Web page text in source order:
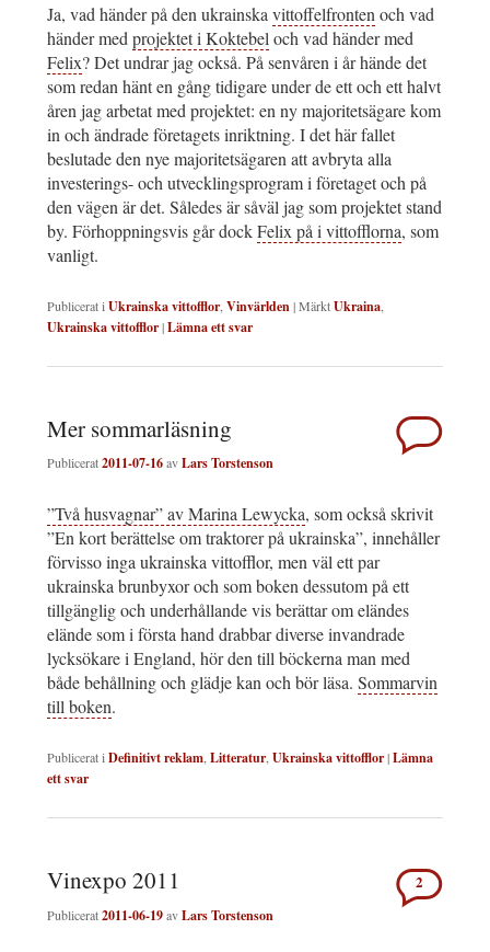
Ja, vad händer på den ukrainska vittoffelfronten och vad
händer med projektet i Koktebel och vad händer med
Felix? Det undrar jag också. På senvåren i år hände det
som redan hänt en gång tidigare under de ett och ett halvt
åren jag arbetat med projektet: en ny majoritetsägare kom
in och ändrade företagets inriktning. I det här fallet
beslutade den nye majoritetsägaren att avbryta alla
investerings- och utvecklingsprogram i företaget och på
den vägen är det. Således är såväl jag som projektet stand
by. Förhoppningsvis går dockFelix på i vittofflorna, som
vanligt.
Publicerat i Ukrainska vittofflor Vinvärlden|MärktUkraina
Ukrainska vittofflor|Lämna ett svar
Mer sommarläsning
Publicerat2011-07-16avLars Torstenson
”Två husvagnar” av Marina Lewycka, som också skrivit
”En kort berättelse om traktorer på ukrainska”, innehåller
förvisso inga ukrainska vittofflor, men väl ett par
ukrainska brunbyxor och som boken dessutom på ett
tillgänglig och underhållande vis berättar om eländes
elände som i första hand drabbar diverse invandrade
lycksökare i England, hör den till böckerna man med
både behållning och glädje kan och bör läsa. Sommarvin
till boken.
Publicerat iDefinitivt reklam,Litteratur,Ukrainska vittofflor|Lämna
ett svar
Vinexpo 2011
Publicerat2011-06-19avLars Torstenson
2